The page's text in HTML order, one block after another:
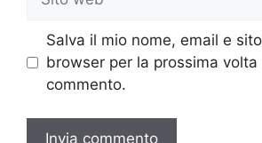
web
Salva il mio nome, email e
browser per la prossima volta
commento.